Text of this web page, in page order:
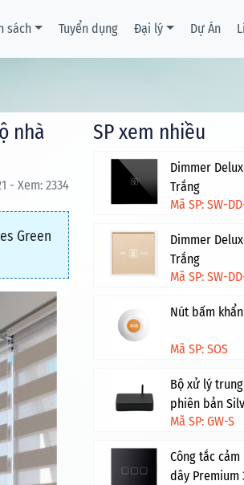
sách Tuyển dụng Đại lý Dự Án
nhà
- Xem: 2334
Green
SP xem nhiều
Dimmer
Trắng
Mã SP: SW-
Dimmer
Trắng
Mã SP: SW-
Nút bấm
Mã SP: SOS
Bộ xử lý
phiên bản
Mã SP: GW-S
Công tắc cảm
dây Premium